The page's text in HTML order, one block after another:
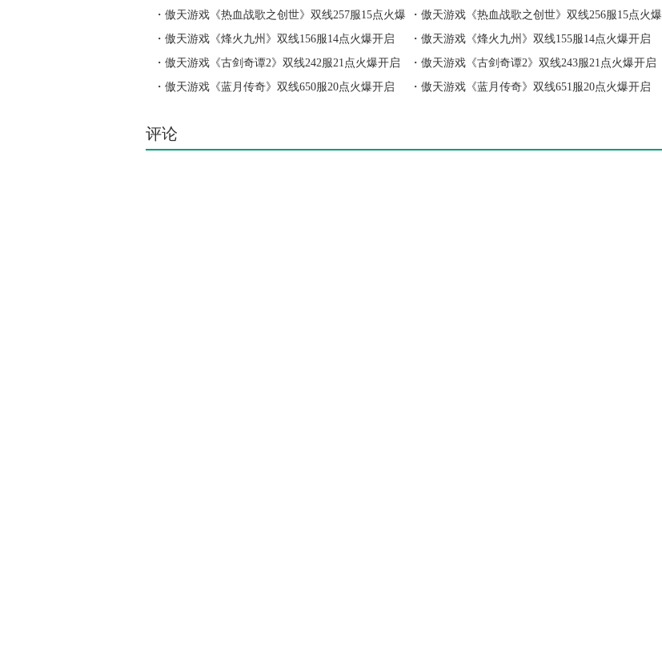
・ 傲天游戏《热血战歌之创世》双线257服15点火爆
开启
・ 傲天游戏《热血战歌之创世》双线256服15点火爆
开启
・ 傲天游戏《烽火九州》双线156服14点火爆开启 ・ 傲天游戏《烽火九州》双线155服14点火爆开启
・ 傲天游戏《古剑奇谭2》双线242服21点火爆开启 ・ 傲天游戏《古剑奇谭2》双线243服21点火爆开启
・ 傲天游戏《蓝月传奇》双线650服20点火爆开启 ・ 傲天游戏《蓝月传奇》双线651服20点火爆开启
评论